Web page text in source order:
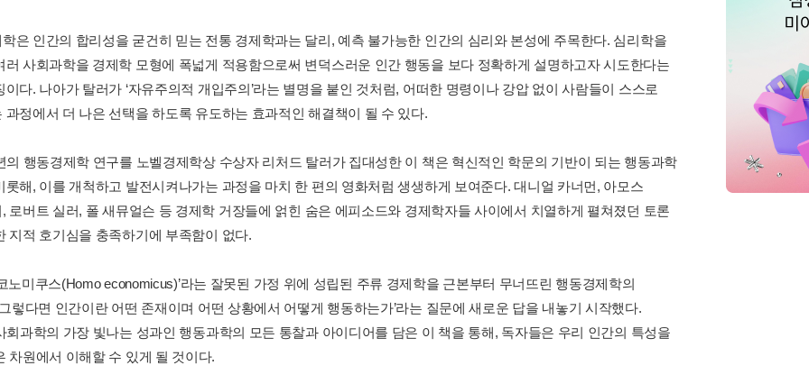
은 인간의 합리성을 굳건히 믿는 전통 경제학과는 달리, 예측 불가능한 인간의 심리와 본성에 주목한다. 심리학을
러 사회과학을 경제학 모형에 폭넓게 적용함으로써 변덕스러운 인간 행동을 보다 정확하게 설명하고자 시도한다는
이다. 나아가 탈러가 ‘자유주의적 개입주의’라는 별명을 붙인 것처럼, 어떠한 명령이나 강압 없이 사람들이 스스로
과정에서 더 나은 선택을 하도록 유도하는 효과적인 해결책이 될 수 있다.
의 행동경제학 연구를 노벨경제학상 수상자 리처드 탈러가 집대성한 이 책은 혁신적인 학문의 기반이 되는 행동과학
롯해, 이를 개척하고 발전시켜나가는 과정을 마치 한 편의 영화처럼 생생하게 보여준다. 대니얼 카너먼, 아모스
로버트 실러, 폴 새뮤얼슨 등 경제학 거장들에 얽힌 숨은 에피소드와 경제학자들 사이에서 치열하게 펼쳐졌던 토론
지적 호기심을 충족하기에 부족함이 없다.
노미쿠스(Homo economicus)’라는 잘못된 가정 위에 성립된 주류 경제학을 근본부터 무너뜨린 행동경제학의
렇다면 인간이란 어떤 존재이며 어떤 상황에서 어떻게 행동하는가’라는 질문에 새로운 답을 내놓기 시작했다.
회과학의 가장 빛나는 성과인 행동과학의 모든 통찰과 아이디어를 담은 이 책을 통해, 독자들은 우리 인간의 특성을
차원에서 이해할 수 있게 될 것이다.